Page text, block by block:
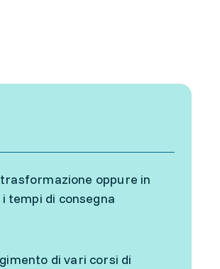
oppure in
tempi di consegna
di vari corsi di